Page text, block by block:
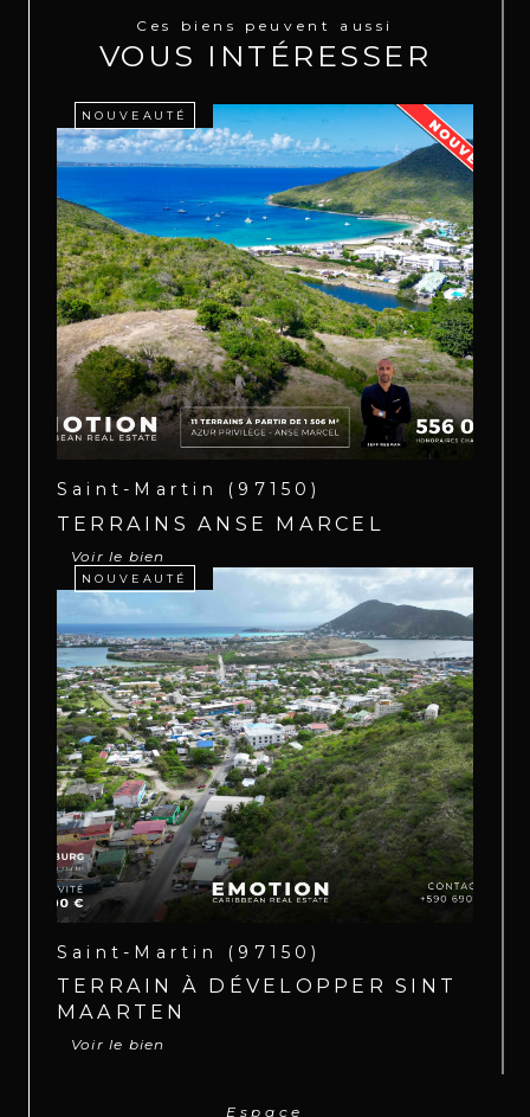
Ces biens peuvent aussi
VOUS INTÉRESSER
NOUVEAUTÉ
Saint-Martin (97150)
TERRAINS ANSE MARCEL
Voir le bien
NOUVEAUTÉ
Saint-Martin (97150)
TERRAIN À DÉVELOPPER SINT
MAARTEN
Voir le bien
Espace